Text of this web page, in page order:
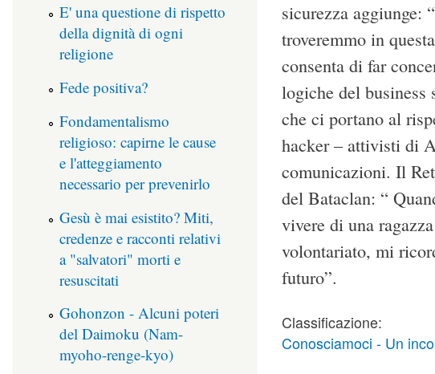
sicurezza aggiunge:
troveremmo in
consenta di far
logiche del
che ci portano al
hacker – attivisti di
comunicazioni. Il
del Bataclan: “
vivere di una
volontariato, mi
futuro”.
Classificazione:
Conosciamoci - Un
E' una questione di rispetto
della dignità di ogni
religione
Fede positiva?
Fondamentalismo
religioso: capirne le cause
e l'atteggiamento
necessario per prevenirlo
Gesù è mai esistito? Miti,
credenze e racconti relativi
a "salvatori" morti e
resuscitati
Gohonzon - Alcuni poteri
del Daimoku (Nam-
myoho-renge-kyo)